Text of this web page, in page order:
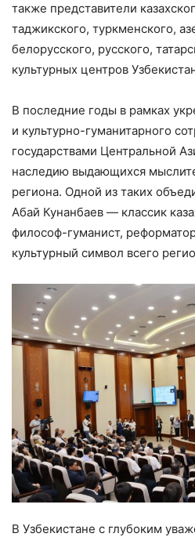
также представители
таджикского, туркменского,
белорусского, русского,
культурных центров
В последние годы в рамках
и культурно-гуманитарного
государствами Центральной
наследию выдающихся
региона. Одной из таких
Абай Кунанбаев — классик
философ-гуманист,
культурный символ всего
В Узбекистане с глубоким